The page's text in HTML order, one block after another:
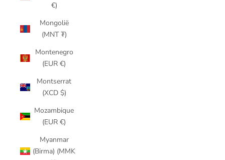
€)
Mongolië
(MNT ₮)
Montenegro
(EUR €)
Montserrat
(XCD $)
Mozambique
(EUR €)
Myanmar
(Birma) (MMK